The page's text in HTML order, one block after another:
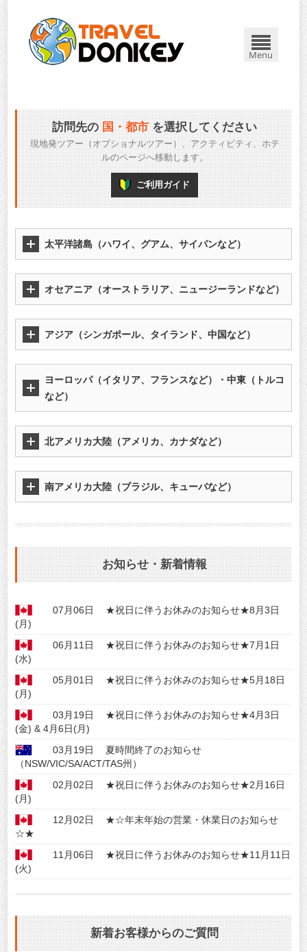
Menu
訪問先の国・都市を選択してください
現地発ツアー（オプショナルツアー）、アクティビティ、ホテ
ルのページへ移動します。
ご利用ガイド
太平洋諸島（ハワイ、グアム、サイパンなど）
オセアニア（オーストラリア、ニュージーランドなど）
アジア（シンガポール、タイランド、中国など）
ヨーロッパ（イタリア、フランスなど）・中東（トルコ
など）
北アメリカ大陸（アメリカ、カナダなど）
南アメリカ大陸（ブラジル、キューバなど）
お知らせ・新着情報
07月06日
★祝日に伴うお休みのお知らせ★8月3日
(月)
06月11日
★祝日に伴うお休みのお知らせ★7月1日
(水)
05月01日
★祝日に伴うお休みのお知らせ★5月18日
(月)
03月19日
★祝日に伴うお休みのお知らせ★4月3日
(金) & 4月6日(月)
03月19日
夏時間終了のお知らせ
（NSW/VIC/SA/ACT/TAS州）
02月02日
★祝日に伴うお休みのお知らせ★2月16日
(月)
12月02日
★☆年末年始の営業・休業日のお知らせ
☆★
11月06日
★祝日に伴うお休みのお知らせ★11月11日
(火)
新着お客様からのご質問